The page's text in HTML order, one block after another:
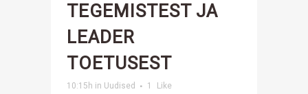
TEGEMISTEST JA
LEADER
TOETUSEST
10:15h in Uudised 1 Like